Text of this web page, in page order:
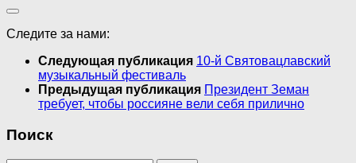
Следите за нами:
Следующая публикация 10-й Святовацлавский
музыкальный фестиваль
Предыдущая публикация Президент Земан
требует, чтобы россияне вели себя прилично
Поиск